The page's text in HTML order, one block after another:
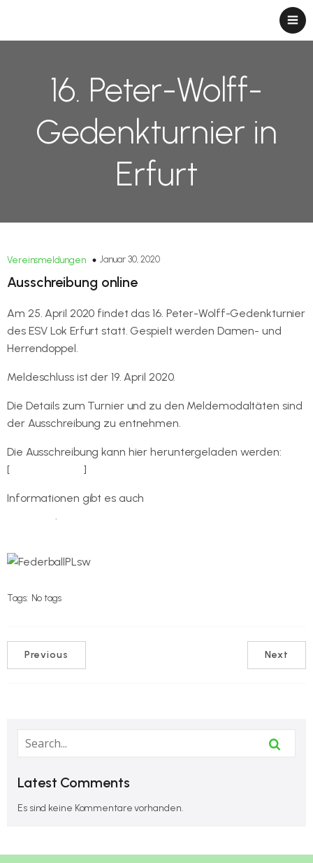
16. Peter-Wolff-
Gedenkturnier in
Erfurt
Vereinsmeldungen Januar 30, 2020
Ausschreibung online
Am 25. April 2020 findet das 16. Peter-Wolff-Gedenkturnier
des ESV Lok Erfurt statt. Gespielt werden Damen- und
Herrendoppel.
Meldeschluss ist der 19. April 2020.
Die Details zum Turnier und zu den Meldemodaltäten sind
der Ausschreibung zu entnehmen.
Die Ausschreibung kann hier heruntergeladen werden:
[herunterladen ]
Informationen gibt es auch
Lok Erfurt.
Tags: No tags
Previous Next
Latest Comments
Es sind keine Kommentare vorhanden.